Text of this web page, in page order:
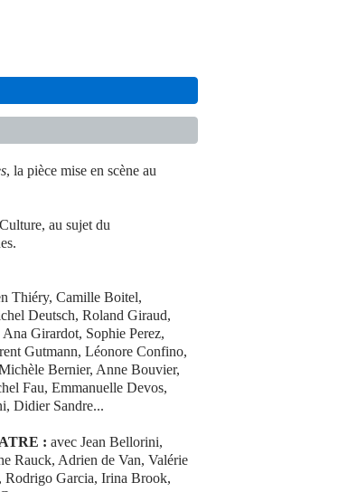
, la pièce mise en scène au
au sujet du
Thiéry, Camille Boitel,
Deutsch, Roland Giraud,
Girardot, Sophie Perez,
Gutmann, Léonore Confino,
Bernier, Anne Bouvier,
Fau, Emmanuelle Devos,
Didier Sandre...
: avec Jean Bellorini,
Rauck, Adrien de Van, Valérie
Rodrigo Garcia, Irina Brook,